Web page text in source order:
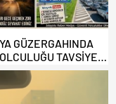
GÜZERGAHINDA
TAVSİYE
ALTERNATİF
ZAMAN